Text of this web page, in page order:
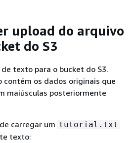
upload do arquivo
do S3
texto para o bucket do S3.
contém os dados originais que
maiúsculas posteriormente
carregar um tutorial.txt
texto: